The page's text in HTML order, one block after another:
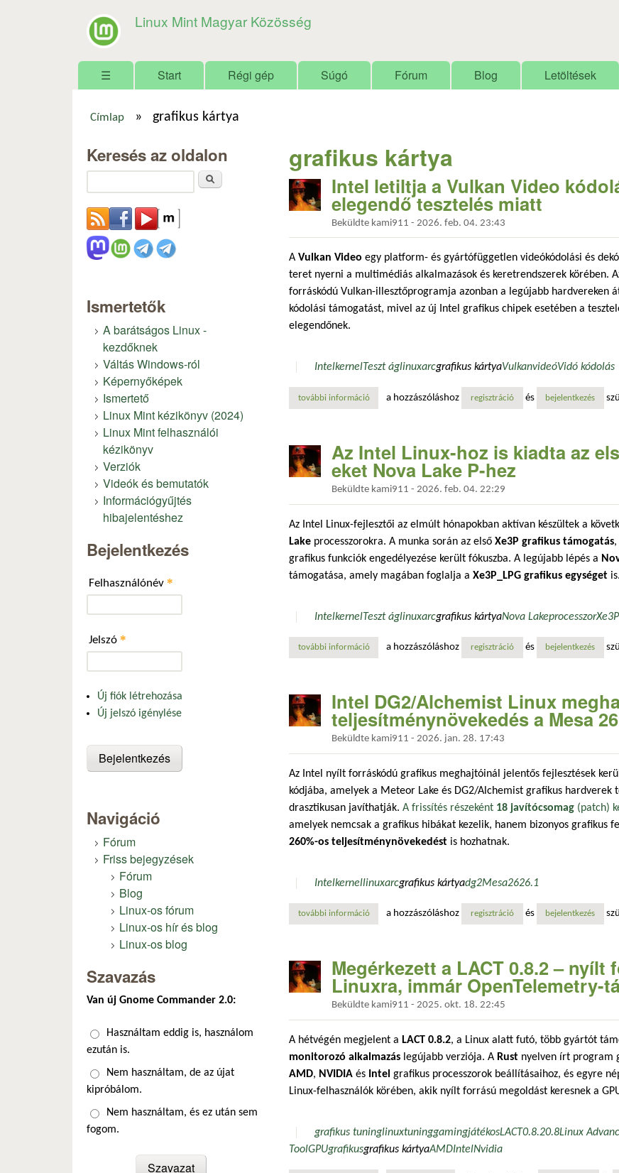
Linux Mint Magyar Közösség
Főmenü
☰ Start Régi gép Súgó Fórum Blog Letöltések
Címlap » grafikus kártya
grafikus kártya
Intel letiltja a Vulkan Video
elegendő tesztelés miatt
Beküldte kami911 - 2026. feb. 04. 23:43
A Vulkan Video egy platform- és gyártófüggetlen videókódolási és
teret nyerni a multimédiás alkalmazások és keretrendszerek körében.
forráskódú Vulkan-illesztőprogramja azonban a legújabb hardvereken
kódolási támogatást, mivel az új Intel grafikus chipek esetében a
elegendőnek.
IntelkernelTeszt áglinuxarcgrafikus kártyaVulkanvideóVidó kódolás
további információintel letiltja a vulkan video kódolást újabb hardvereken a nem
a hozzászóláshoz regisztráció és bejelentkezés
Az Intel Linux-hoz is kiadta az
eket Nova Lake P-hez
Beküldte kami911 - 2026. feb. 04. 22:29
Az Intel Linux-fejlesztői az elmúlt hónapokban aktívan készültek a
Lake processzorokra. A munka során az első Xe3P grafikus támogatás
grafikus funkciók engedélyezése került fókuszba. A legújabb lépés a
támogatása, amely magában foglalja a Xe3P_LPG grafikus egységet is.
IntelkernelTeszt áglinuxarcgrafikus kártyaNova LakeprocesszorXe3P
további információaz intel linux-hoz is kiadta az első xe3p_lpg grafikus patch-eket
a hozzászóláshoz regisztráció és bejelentkezés
Intel DG2/Alchemist Linux
teljesítménynövekedés a Mesa
Beküldte kami911 - 2026. jan. 28. 17:43
Az Intel nyílt forráskódú grafikus meghajtóinál jelentős fejlesztések
kódjába, amelyek a Meteor Lake és DG2/Alchemist grafikus hardverek
drasztikusan javíthatják. A frissítés részeként 18 javítócsomag (patch)
amelyek nemcsak a grafikus hibákat kezelik, hanem bizonyos grafikus
260%-os teljesítménynövekedést is hozhatnak.
Intelkernellinuxarcgrafikus kártyadg2Mesa2626.1
további információintel dg2/alchemist linux meghajtó: akár 260%-os
a hozzászóláshoz regisztráció és bejelentkezés
Megérkezett a LACT 0.8.2 – nyílt
Linuxra, immár OpenTelemetry-
Beküldte kami911 - 2025. okt. 18. 22:45
A hétvégén megjelent a LACT 0.8.2, a Linux alatt futó, több gyártót
monitorozó alkalmazás legújabb verziója. A Rust nyelven írt program
AMD, NVIDIA és Intel grafikus processzorok beállításaihoz, és egyre
Linux-felhasználók körében, akik nyílt forrású megoldást keresnek a
grafikus tuninglinuxtuninggamingjátékosLACT0.8.20.8Linux
ToolGPUgrafikusgrafikus kártyaAMDIntelNvidia
Keresés az oldalon
Ismertetők
A barátságos Linux -
kezdőknek
Váltás Windows-ról
Képernyőképek
Ismertető
Linux Mint kézikönyv (2024)
Linux Mint felhasználói
kézikönyv
Verziók
Videók és bemutatók
Információgyűjtés
hibajelentéshez
Bejelentkezés
Felhasználónév *
Jelszó *
Új fiók létrehozása
Új jelszó igénylése
Navigáció
Fórum
Friss bejegyzések
Fórum
Blog
Linux-os fórum
Linux-os hír és blog
Linux-os blog
Szavazás
Van új Gnome Commander 2.0:
Választások
Használtam eddig is, használom
ezután is.
Nem használtam, de az újat
kipróbálom.
Nem használtam, és ez után sem
fogom.